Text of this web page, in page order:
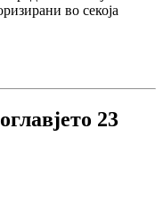
во секоја
23